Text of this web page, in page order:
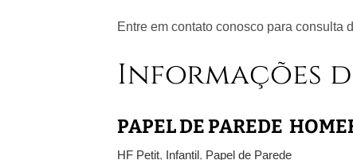
Entre em contato conosco para consulta
Informações
PAPEL DE PAREDE
HF Petit, Infantil, Papel de Parede